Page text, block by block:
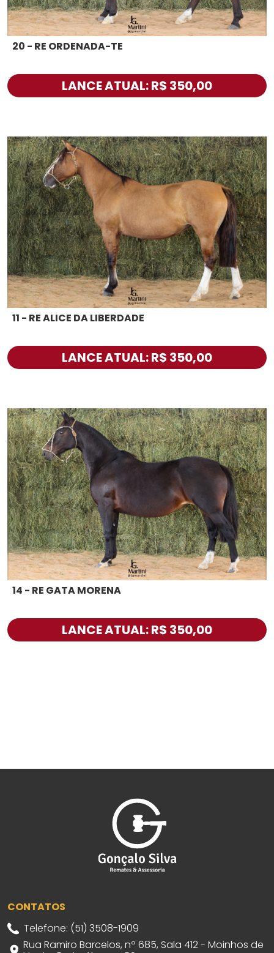
20 - RE ORDENADA-TE
LANCE ATUAL: R$ 350,00
11 - RE ALICE DA LIBERDADE
LANCE ATUAL: R$ 350,00
14 - RE GATA MORENA
LANCE ATUAL: R$ 350,00
CONTATOS
Telefone: (51) 3508-1909
Rua Ramiro Barcelos, nº 685, Sala 412 - Moinhos de